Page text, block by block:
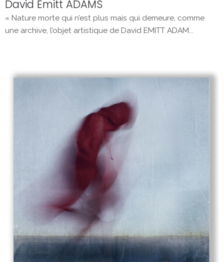
David Emitt ADAMS
« Nature morte qui n’est plus mais qui demeure, comme
une archive, l’objet artistique de David EMITT ADAM...